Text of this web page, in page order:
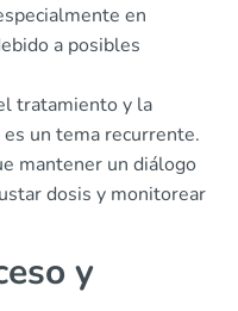
en
a posibles
tratamiento y la
un tema recurrente.
mantener un diálogo
dosis y monitorear
y